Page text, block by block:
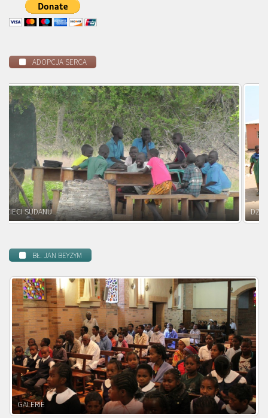
ADOPCJA SERCA
DZIECI ZAMBII
BŁ. JAN BEYZYM
POWOŁANIE MISYJNE